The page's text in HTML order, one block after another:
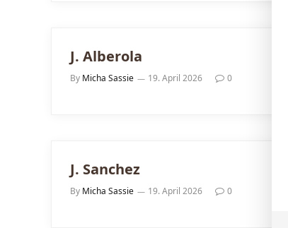
J. Alberola
By Micha Sassie 19. April 2026 0
J. Sanchez
By Micha Sassie 19. April 2026 0